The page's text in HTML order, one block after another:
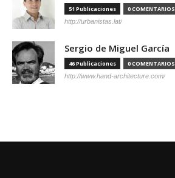
51 Publicaciones 0 COMENTARIOS
http://urbanistas.lat/
Sergio de Miguel García
46 Publicaciones 0 COMENTARIOS
http://www.hand-architecture.com/